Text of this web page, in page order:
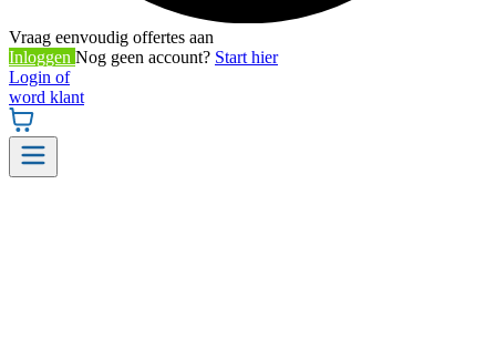
Vraag eenvoudig offertes aan
Inloggen Nog geen account? Start hier
Login of
word klant